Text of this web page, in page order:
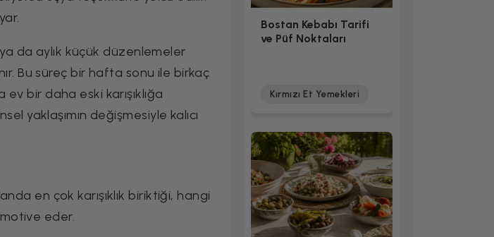
da aylık küçük düzenlemeler
Bu süreç bir hafta sonu ile birkaç
bir daha eski karışıklığa
yaklaşımın değişmesiyle kalıcı
en çok karışıklık biriktiği, hangi
eder.
Bostan Kebabı Tarifi
ve Püf Noktaları
Kırmızı Et Yemekleri